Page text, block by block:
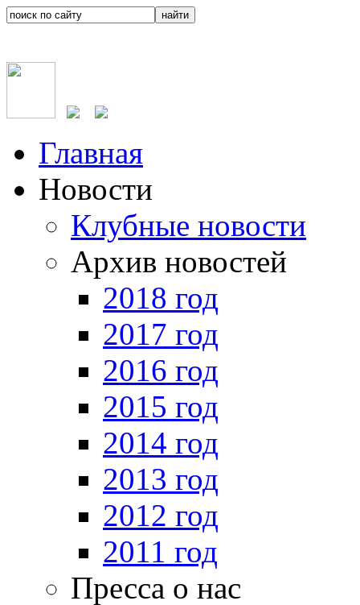
Главная
Новости
Клубные новости
Архив новостей
2018 год
2017 год
2016 год
2015 год
2014 год
2013 год
2012 год
2011 год
Пресса о нас